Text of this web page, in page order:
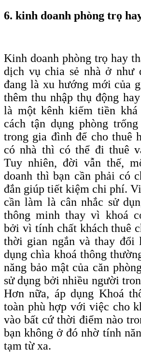
6. kinh doanh phòng trọ
Kinh doanh phòng trọ hay
dịch vụ chia sẻ nhà ở như
đang là xu hướng mới của
thêm thu nhập thụ động
là một kênh kiếm tiền khá
cách tận dụng phòng
trong gia đình để cho thuê
có nhà thì có thể đi thuê
Tuy nhiên, đời vẫn thế,
doanh thì bạn cần phải có
đắn giúp tiết kiệm chi phí.
cần làm là cân nhắc sử
thông minh thay vì khoá
bởi vì tính chất khách thuê
thời gian ngắn và thay đổi
dụng chìa khoá thông
năng bảo mật của căn
sử dụng bởi nhiều người
Hơn nữa, áp dụng Khoá
toàn phù hợp với việc cho
vào bất cứ thời điểm nào
bạn không ở đó nhờ tính
tạm từ xa.